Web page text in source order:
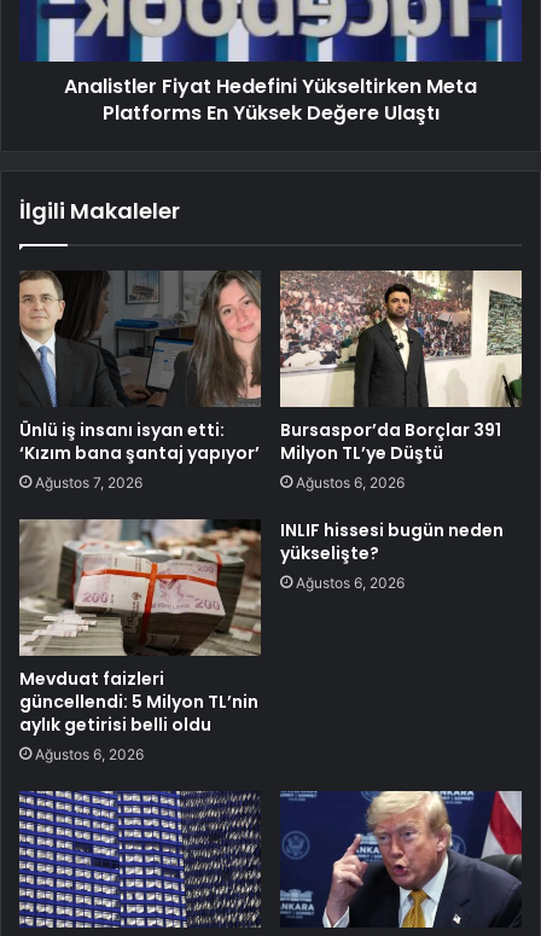
Analistler Fiyat Hedefini Yükseltirken Meta
Platforms En Yüksek Değere Ulaştı
İlgili Makaleler
Ünlü iş insanı isyan etti:
‘Kızım bana şantaj yapıyor’
Ağustos 7, 2026
Bursaspor’da Borçlar 391
Milyon TL’ye Düştü
Ağustos 6, 2026
Mevduat faizleri
güncellendi: 5 Milyon TL’nin
aylık getirisi belli oldu
Ağustos 6, 2026
INLIF hissesi bugün neden
yükselişte?
Ağustos 6, 2026